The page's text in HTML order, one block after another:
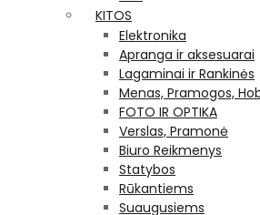
KITOS
Elektronika
Apranga ir aksesuarai
Lagaminai ir Rankinės
Menas, Pramogos,
FOTO IR OPTIKA
Verslas, Pramonė
Biuro Reikmenys
Statybos
Rūkantiems
Suaugusiems